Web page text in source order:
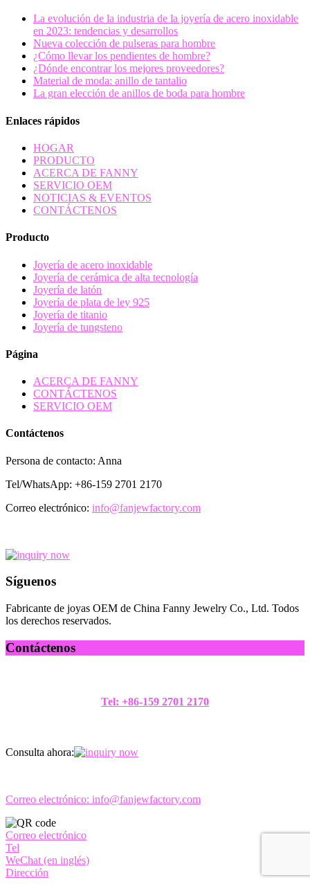
La evolución de la industria de la joyería de acero inoxidable
en 2023: tendencias y desarrollos
Nueva colección de pulseras para hombre
¿Cómo llevar los pendientes de hombre?
¿Dónde encontrar los mejores proveedores?
Material de moda: anillo de tantalio
La gran elección de anillos de boda para hombre
Enlaces rápidos
HOGAR
PRODUCTO
ACERCA DE FANNY
SERVICIO OEM
NOTICIAS & EVENTOS
CONTÁCTENOS
Producto
Joyería de acero inoxidable
Joyería de cerámica de alta tecnología
Joyería de latón
Joyería de plata de ley 925
Joyería de titanio
Joyería de tungsteno
Página
ACERCA DE FANNY
CONTÁCTENOS
SERVICIO OEM
Contáctenos
Persona de contacto: Anna
Tel/WhatsApp: +86-159 2701 2170
Correo electrónico: info@fanjewfactory.com
Síguenos
Fabricante de joyas OEM de China Fanny Jewelry Co., Ltd. Todos
los derechos reservados.
Contáctenos
Tel: +86-159 2701 2170
Consulta ahora:
Correo electrónico: info@fanjewfactory.com
Correo electrónico
Tel
WeChat (en inglés)
Dirección